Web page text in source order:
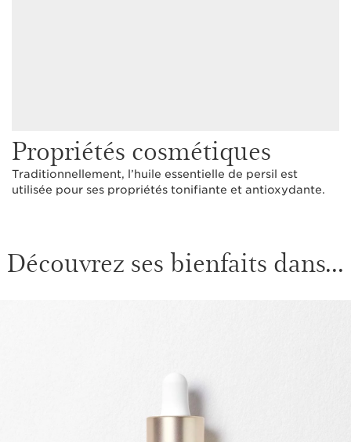
Propriétés cosmétiques
Traditionnellement, l’huile essentielle de persil est
utilisée pour ses propriétés tonifiante et antioxydante.
Découvrez ses bienfaits dans...